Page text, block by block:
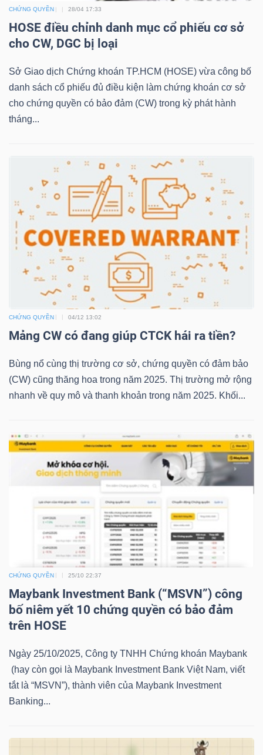
CHỨNG QUYỀN 28/04 17:33
HOSE điều chỉnh danh mục cổ phiếu cơ sở
cho CW, DGC bị loại
Sở Giao dịch Chứng khoán TP.HCM (HOSE) vừa công bố
danh sách cổ phiếu đủ điều kiện làm chứng khoán cơ sở
cho chứng quyền có bảo đảm (CW) trong kỳ phát hành
tháng...
CHỨNG QUYỀN 04/12 13:02
Mảng CW có đang giúp CTCK hái ra tiền?
Bùng nổ cùng thị trường cơ sở, chứng quyền có đảm bảo
(CW) cũng thăng hoa trong năm 2025. Thị trường mở rộng
nhanh về quy mô và thanh khoản trong năm 2025. Khối...
CHỨNG QUYỀN 25/10 22:37
Maybank Investment Bank (“MSVN”) công
bố niêm yết 10 chứng quyền có bảo đảm
trên HOSE
Ngày 25/10/2025, Công ty TNHH Chứng khoán Maybank
(hay còn gọi là Maybank Investment Bank Việt Nam, viết
tắt là “MSVN”), thành viên của Maybank Investment
Banking...
TRÁI
PHIẾU
CÔNG
CỤ
ĐẦU
TRUY
XUẤT
DỮ
LIỆU
Ngành
VS-
SECTOR
NGUYÊN
CÔNG
NGHIỆP